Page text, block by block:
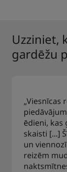
Uzziniet,
gardēžu
„Viesnīcas
ēdieni, kas
skaisti [...]
un
reizēm